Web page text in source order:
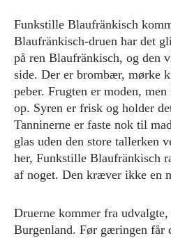
Funkstille Blaufränkisch
Blaufränkisch-druen har det
på ren Blaufränkisch, og den
side. Der er brombær, mørke
peber. Frugten er moden,
op. Syren er frisk og holder
Tanninerne er faste nok til
glas uden den store tallerken
her, Funkstille Blaufränkisch
af noget. Den kræver ikke en
Druerne kommer fra
Burgenland. Før gæringen får